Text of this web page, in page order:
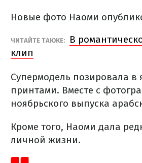
Новые фото Наоми
ЧИТАЙТЕ ТАКЖЕ:
В
клип
Супермодель позировала в
принтами. Вместе с
ноябрьского выпуска
Кроме того, Наоми дала
личной жизни.